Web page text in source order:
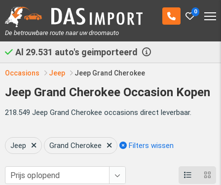
0
De betrouwbare route naar uw droomauto
Al 29.531 auto's geimporteerd
Occasions Jeep Jeep Grand Cherokee
Jeep Grand Cherokee Occasion Kopen
218.549 Jeep Grand Cherokee occasions direct leverbaar.
Jeep Grand Cherokee Filters wissen